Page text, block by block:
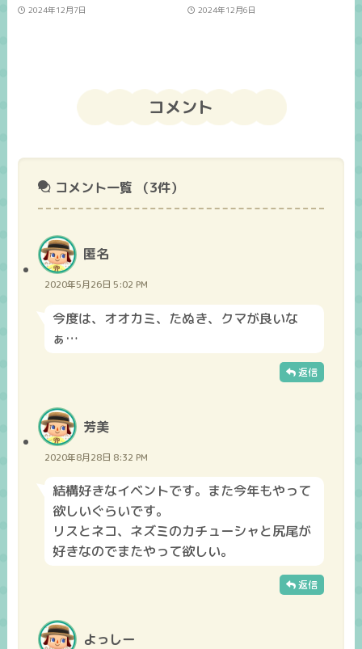
2024年12月7日 2024年12月6日
コメント
コメント一覧 （3件）
匿名
2020年5月26日 5:02 PM
今度は、オオカミ、たぬき、クマが良いな
ぁ…
返信
芳美
2020年8月28日 8:32 PM
結構好きなイベントです。また今年もやって
欲しいぐらいです。
リスとネコ、ネズミのカチューシャと尻尾が
好きなのでまたやって欲しい。
返信
よっしー